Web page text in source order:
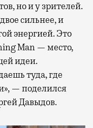
но и у зрителей.
сильнее, и
энергией. Это
Man — место,
идеи.
туда, где
— поделился
Давыдов.